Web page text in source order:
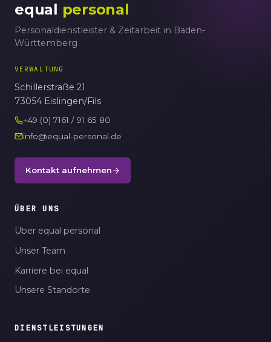
equal personal
Personaldienstleister & Zeitarbeit in Baden-
Württemberg
VERWALTUNG
Schillerstraße 21
73054 Eislingen/Fils
+49 (0) 7161 / 91 65 80
info@equal-personal.de
Kontakt aufnehmen
ÜBER UNS
Über equal personal
Unser Team
Karriere bei equal
Unsere Standorte
DIENSTLEISTUNGEN